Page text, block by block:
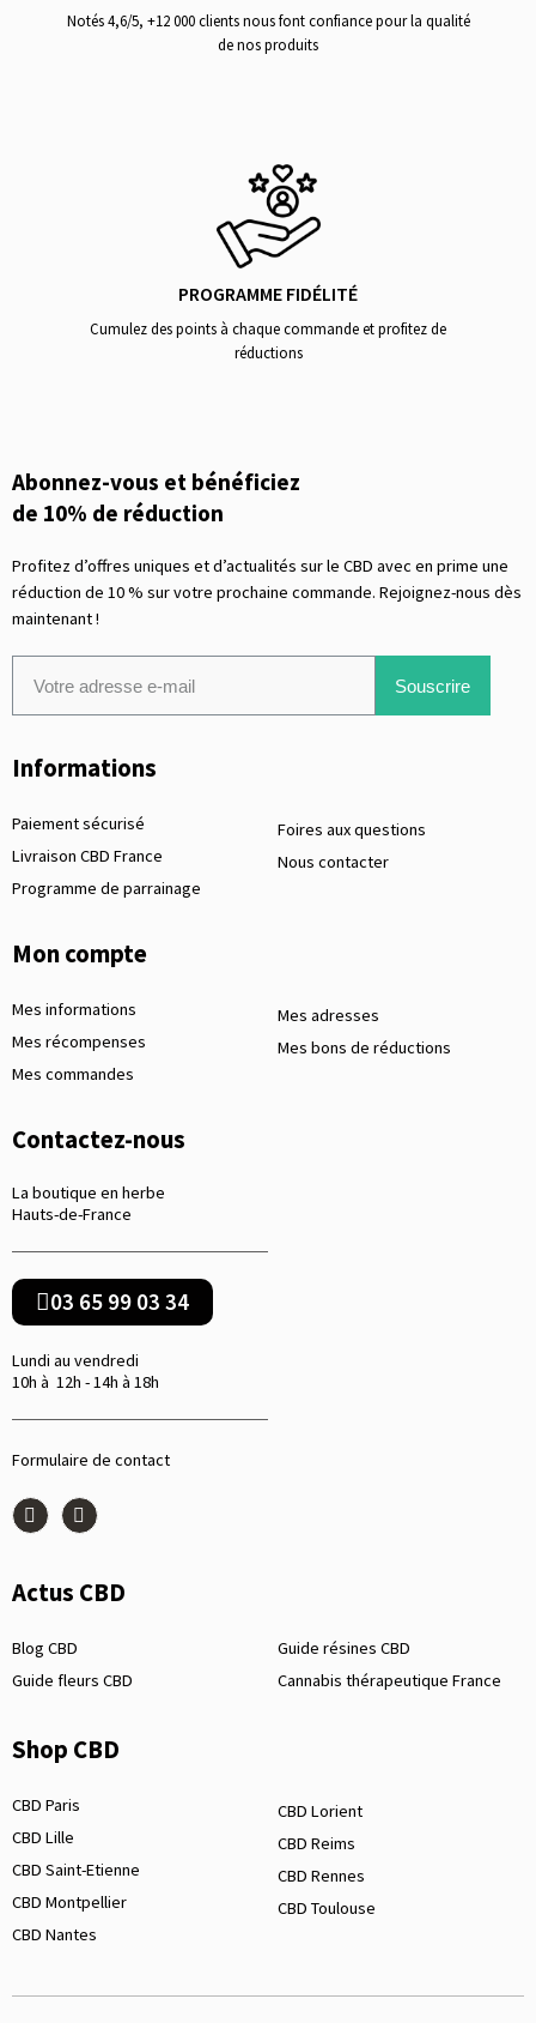
Notés 4,6/5, +12 000 clients nous font confiance pour la qualité
de nos produits
PROGRAMME FIDÉLITÉ
Cumulez des points à chaque commande et profitez de
réductions
Abonnez-vous et bénéficiez
de 10% de réduction
Profitez d’offres uniques et d’actualités sur le CBD avec en prime une
réduction de 10 % sur votre prochaine commande. Rejoignez-nous dès
maintenant !
Souscrire
Informations
Paiement sécurisé
Livraison CBD France
Programme de parrainage
Foires aux questions
Nous contacter
Mon compte
Mes informations
Mes récompenses
Mes commandes
Mes adresses
Mes bons de réductions
Contactez-nous
La boutique en herbe
Hauts-de-France
03 65 99 03 34
Lundi au vendredi
10h à 12h - 14h à 18h
Formulaire de contact
Actus CBD
Blog CBD
Guide fleurs CBD
Guide résines CBD
Cannabis thérapeutique France
Shop CBD
CBD Paris
CBD Lille
CBD Saint-Etienne
CBD Montpellier
CBD Nantes
CBD Lorient
CBD Reims
CBD Rennes
CBD Toulouse